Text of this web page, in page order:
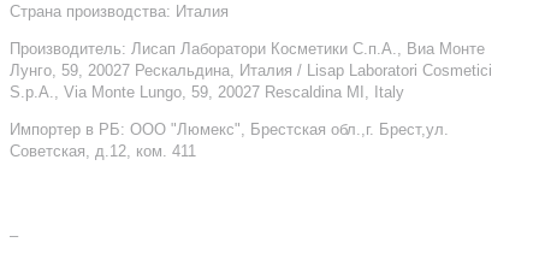
Страна производства: Италия
Производитель: Лисап Лаборатори Косметики С.п.А., Виа Монте
Лунго, 59, 20027 Рескальдина, Италия / Lisap Laboratori Cosmetici
S.p.A., Via Monte Lungo, 59, 20027 Rescaldina MI, Italy
Импортер в РБ: ООО "Люмекс", Брестская обл.,г. Брест,ул.
Советская, д.12, ком. 411
–